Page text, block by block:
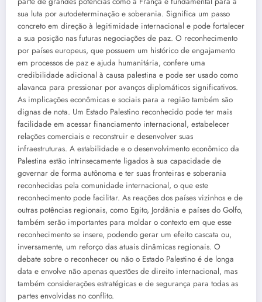
sua luta por autodeterminação e soberania. Significa um passo
concreto em direção à legitimidade internacional e pode fortalecer
a sua posição nas futuras negociações de paz. O reconhecimento
por países europeus, que possuem um histórico de engajamento
em processos de paz e ajuda humanitária, confere uma
credibilidade adicional à causa palestina e pode ser usado como
alavanca para pressionar por avanços diplomáticos significativos.
As implicações econômicas e sociais para a região também são
dignas de nota. Um Estado Palestino reconhecido pode ter mais
facilidade em acessar financiamento internacional, estabelecer
relações comerciais e reconstruir e desenvolver suas
infraestruturas. A estabilidade e o desenvolvimento econômico da
Palestina estão intrinsecamente ligados à sua capacidade de
governar de forma autônoma e ter suas fronteiras e soberania
reconhecidas pela comunidade internacional, o que este
reconhecimento pode facilitar. As reações dos países vizinhos e de
outras potências regionais, como Egito, Jordânia e países do Golfo,
também serão importantes para moldar o contexto em que esse
reconhecimento se insere, podendo gerar um efeito cascata ou,
inversamente, um reforço das atuais dinâmicas regionais. O
debate sobre o reconhecer ou não o Estado Palestino é de longa
data e envolve não apenas questões de direito internacional, mas
também considerações estratégicas e de segurança para todas as
partes envolvidas no conflito.